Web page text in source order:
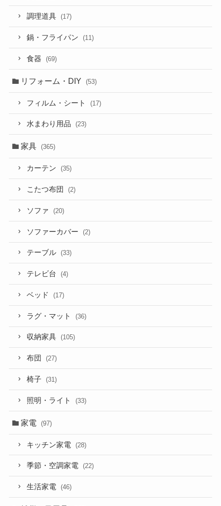
調理道具 (17)
鍋・フライパン (11)
食器 (69)
リフォーム・DIY (53)
フィルム・シート (17)
水まわり用品 (23)
家具 (365)
カーテン (35)
こたつ布団 (2)
ソファ (20)
ソファーカバー (2)
テーブル (33)
テレビ台 (4)
ベッド (17)
ラグ・マット (36)
収納家具 (105)
布団 (27)
椅子 (31)
照明・ライト (33)
家電 (97)
キッチン家電 (28)
季節・空調家電 (22)
生活家電 (46)